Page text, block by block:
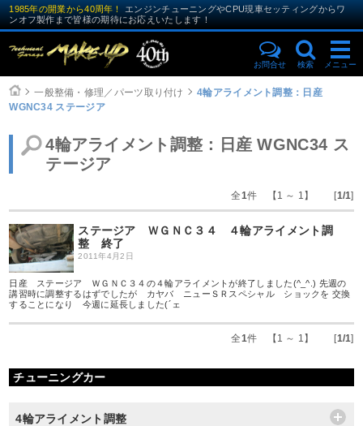
1985年の開業から40周年！
エンジンチューニングやCPU現車セッティングからワ
ンオフ製作まで皆様の期待にお応えいたします！
お問合せ 検索 メニュー
一般整備・修理／パーツ取り付け
4輪アライメント調整：日産
WGNC34 ステージア
4輪アライメント調整：日産 WGNC34 ス
テージア
全1件 【1 ～ 1】 [1/1]
ステージア ＷＧＮＣ３４ ４輪アライメント調
整 終了
2011年4月2日
日産 ステージア ＷＧＮＣ３４の４輪アライメントが終了しました(^_^.) 先週の
講習時に調整するはずでしたが カヤバ ニューＳＲスペシャル ショックを 交換
することになり 今週に延長しました(´ェ
全1件 【1 ～ 1】 [1/1]
チューニングカー
4輪アライメント調整